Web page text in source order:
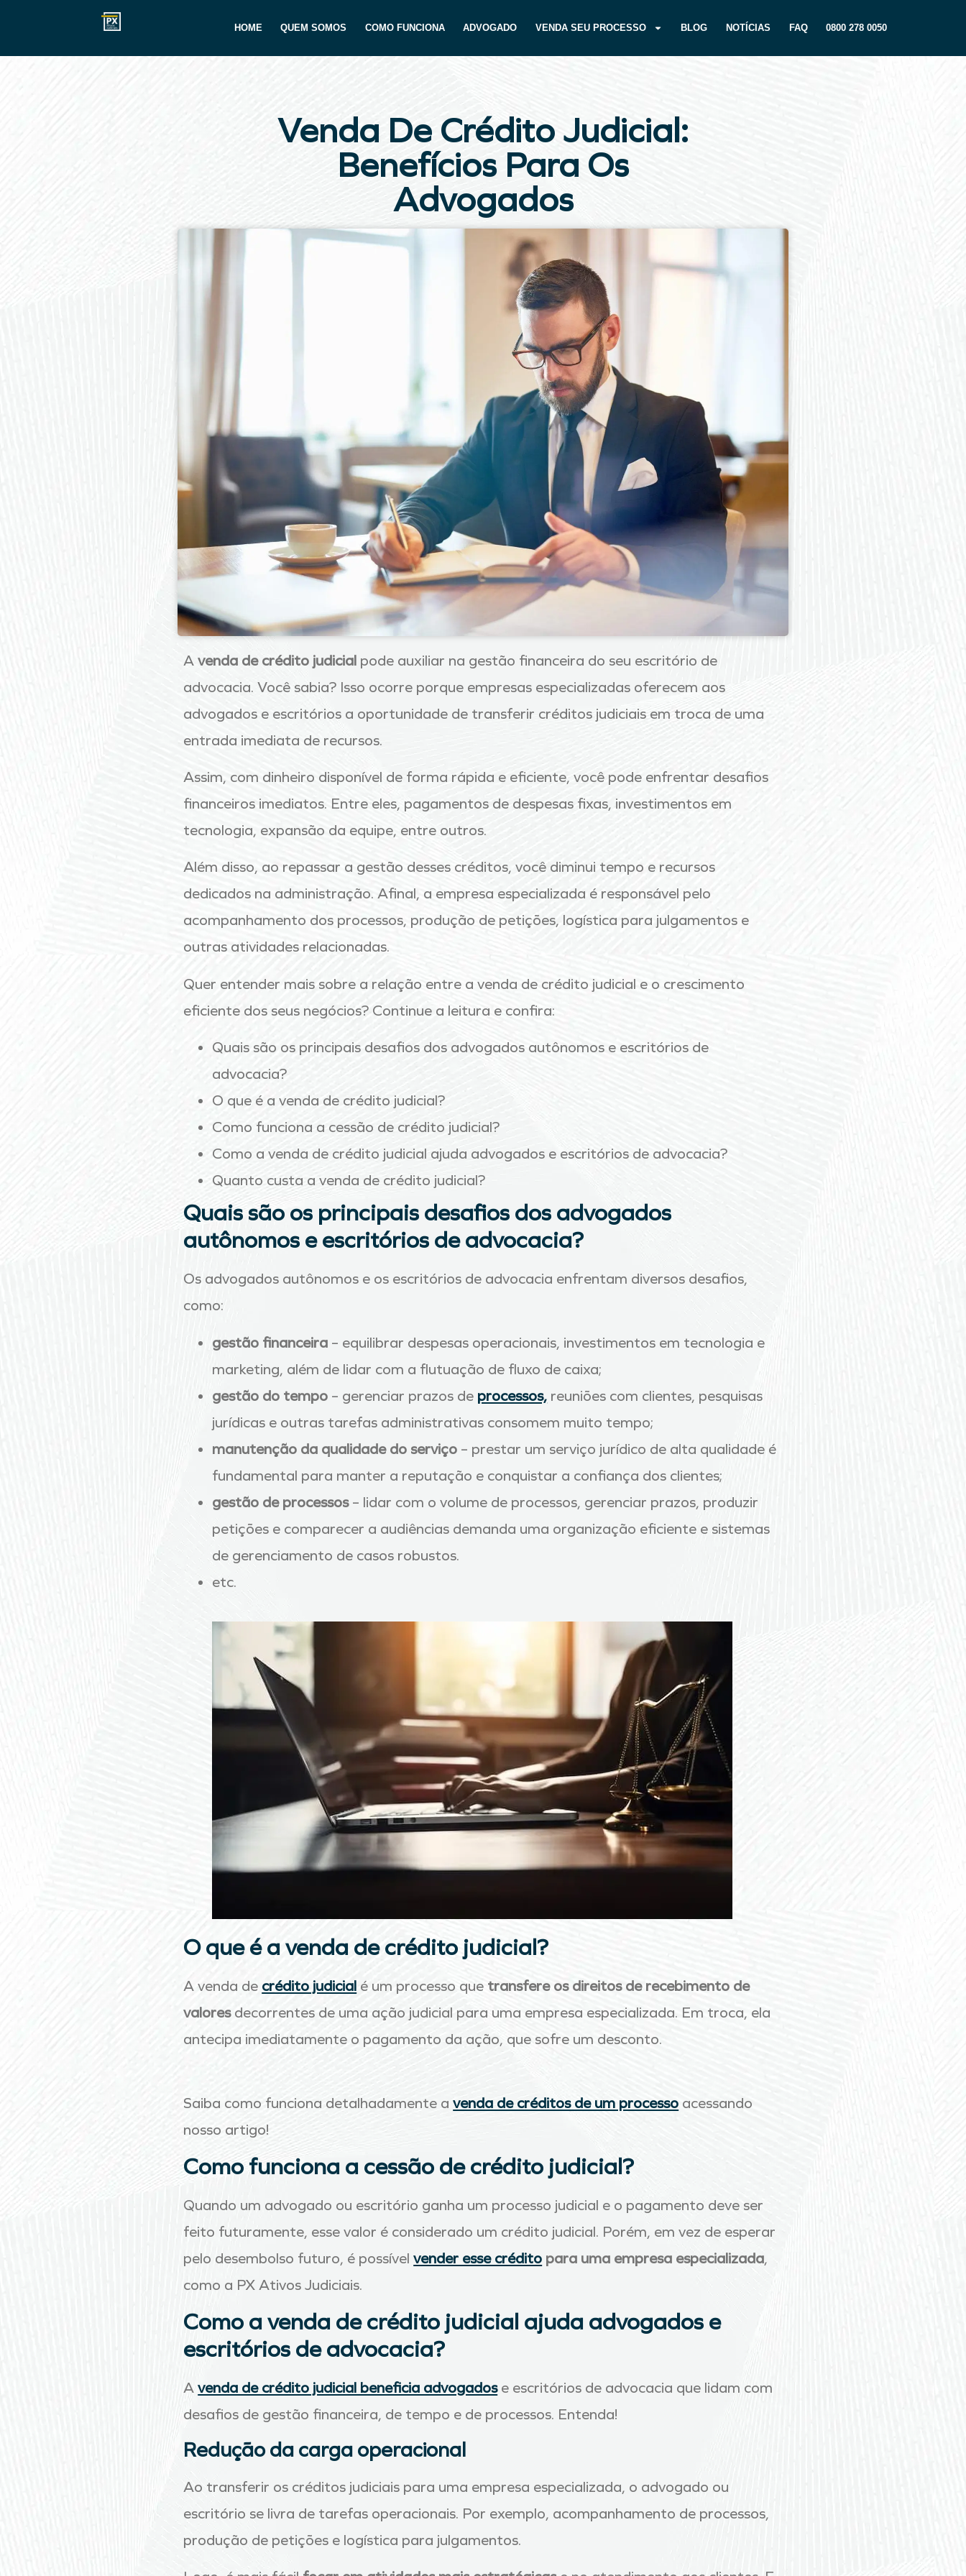
HOME QUEM SOMOS COMO FUNCIONA ADVOGADO VENDA SEU PROCESSO BLOG NOTÍCIAS FAQ 0800 278 0050
Venda De Crédito Judicial:
Benefícios Para Os
Advogados
Avenda de crédito judicial pode auxiliar na gestão financeira do seu escritório de
advocacia. Você sabia? Isso ocorre porque empresas especializadas oferecem aos
advogados e escritórios a oportunidade de transferir créditos judiciais em troca de uma
entrada imediata de recursos.
Assim, com dinheiro disponível de forma rápida e eficiente, você pode enfrentar desafios
financeiros imediatos. Entre eles, pagamentos de despesas fixas, investimentos em
tecnologia, expansão da equipe, entre outros.
Além disso, ao repassar a gestão desses créditos, você diminui tempo e recursos
dedicados na administração. Afinal, a empresa especializada é responsável pelo
acompanhamento dos processos, produção de petições, logística para julgamentos e
outras atividades relacionadas.
Quer entender mais sobre a relação entre a venda de crédito judicial e o crescimento
eficiente dos seus negócios? Continue a leitura e confira:
Quais são os principais desafios dos advogados autônomos e escritórios de
advocacia?
O que é a venda de crédito judicial?
Como funciona a cessão de crédito judicial?
Como a venda de crédito judicial ajuda advogados e escritórios de advocacia?
Quanto custa a venda de crédito judicial?
Quais são os principais desafios dos advogados
autônomos e escritórios de advocacia?
Os advogados autônomos e os escritórios de advocacia enfrentam diversos desafios,
como:
gestão financeira – equilibrar despesas operacionais, investimentos em tecnologia e
marketing, além de lidar com a flutuação de fluxo de caixa;
gestão do tempo – gerenciar prazos de processos, reuniões com clientes, pesquisas
jurídicas e outras tarefas administrativas consomem muito tempo;
manutenção da qualidade do serviço – prestar um serviço jurídico de alta qualidade é
fundamental para manter a reputação e conquistar a confiança dos clientes;
gestão de processos– lidar com o volume de processos, gerenciar prazos, produzir
petições e comparecer a audiências demanda uma organização eficiente e sistemas
de gerenciamento de casos robustos.
etc.
O que é a venda de crédito judicial?
A venda de crédito judicial é um processo que transfere os direitos de recebimento de
valoresdecorrentes de uma ação judicial para uma empresa especializada. Em troca, ela
antecipa imediatamente o pagamento da ação, que sofre um desconto.
Saiba como funciona detalhadamente avenda de créditos de um processo acessando
nosso artigo!
Como funciona a cessão de crédito judicial?
Quando um advogado ou escritório ganha um processo judicial e o pagamento deve ser
feito futuramente, esse valor é considerado um crédito judicial. Porém, em vez de esperar
pelo desembolso futuro, é possívelvender esse crédito para uma empresa especializada,
como a PX Ativos Judiciais.
Como a venda de crédito judicial ajuda advogados e
escritórios de advocacia?
Avenda de crédito judicial beneficia advogadose escritórios de advocacia que lidam com
desafios de gestão financeira, de tempo e de processos. Entenda!
Redução da carga operacional
Ao transferir os créditos judiciais para uma empresa especializada, o advogado ou
escritório se livra de tarefas operacionais. Por exemplo, acompanhamento de processos,
produção de petições e logística para julgamentos.